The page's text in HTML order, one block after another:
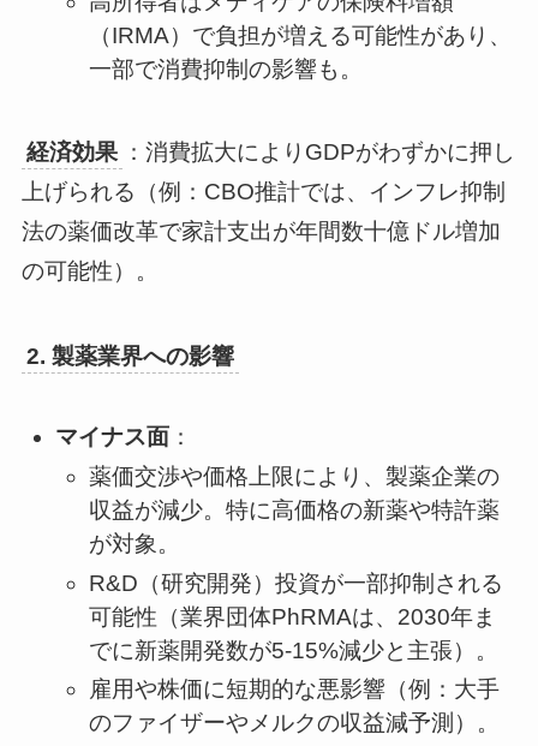
（IRMA）で負担が増える可能性があり、
一部で消費抑制の影響も。
経済効果 ：消費拡大によりGDPがわずかに押し
上げられる（例：CBO推計では、インフレ抑制
法の薬価改革で家計支出が年間数十億ドル増加
の可能性）。
2. 製薬業界への影響
マイナス面 ：
薬価交渉や価格上限により、製薬企業の
収益が減少。特に高価格の新薬や特許薬
が対象。
R&D（研究開発）投資が一部抑制される
可能性（業界団体PhRMAは、2030年ま
でに新薬開発数が5-15%減少と主張）。
雇用や株価に短期的な悪影響（例：大手
のファイザーやメルクの収益減予測）。